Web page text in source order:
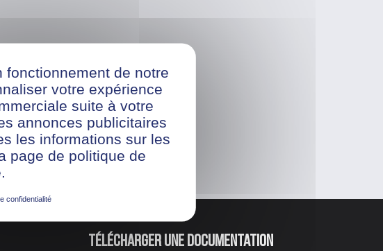
Télécharger une documentation
de notre
votre expérience
suite à votre
annonces publicitaires
les informations sur les
page de politique de
confidentialité